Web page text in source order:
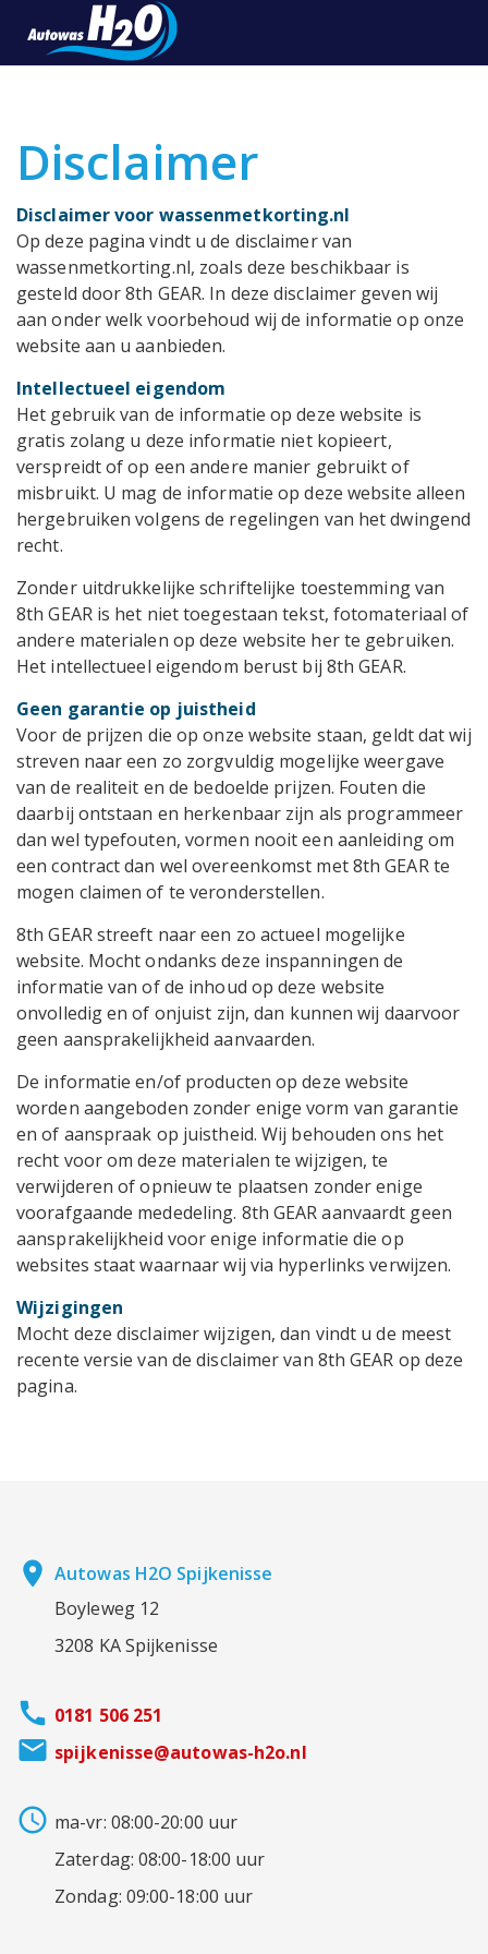
Disclaimer
Disclaimer voor wassenmetkorting.nl
Op deze pagina vindt u de disclaimer van
wassenmetkorting.nl, zoals deze beschikbaar is
gesteld door 8th GEAR. In deze disclaimer geven wij
aan onder welk voorbehoud wij de informatie op onze
website aan u aanbieden.
Intellectueel eigendom
Het gebruik van de informatie op deze website is
gratis zolang u deze informatie niet kopieert,
verspreidt of op een andere manier gebruikt of
misbruikt. U mag de informatie op deze website alleen
hergebruiken volgens de regelingen van het dwingend
recht.
Zonder uitdrukkelijke schriftelijke toestemming van
8th GEAR is het niet toegestaan tekst, fotomateriaal of
andere materialen op deze website her te gebruiken.
Het intellectueel eigendom berust bij 8th GEAR.
Geen garantie op juistheid
Voor de prijzen die op onze website staan, geldt dat wij
streven naar een zo zorgvuldig mogelijke weergave
van de realiteit en de bedoelde prijzen. Fouten die
daarbij ontstaan en herkenbaar zijn als programmeer
dan wel typefouten, vormen nooit een aanleiding om
een contract dan wel overeenkomst met 8th GEAR te
mogen claimen of te veronderstellen.
8th GEAR streeft naar een zo actueel mogelijke
website. Mocht ondanks deze inspanningen de
informatie van of de inhoud op deze website
onvolledig en of onjuist zijn, dan kunnen wij daarvoor
geen aansprakelijkheid aanvaarden.
De informatie en/of producten op deze website
worden aangeboden zonder enige vorm van garantie
en of aanspraak op juistheid. Wij behouden ons het
recht voor om deze materialen te wijzigen, te
verwijderen of opnieuw te plaatsen zonder enige
voorafgaande mededeling. 8th GEAR aanvaardt geen
aansprakelijkheid voor enige informatie die op
websites staat waarnaar wij via hyperlinks verwijzen.
Wijzigingen
Mocht deze disclaimer wijzigen, dan vindt u de meest
recente versie van de disclaimer van 8th GEAR op deze
pagina.
place Autowas H2O Spijkenisse
Boyleweg 12
3208 KA Spijkenisse
call 0181 506 251
email spijkenisse@autowas-h2o.nl
access_time ma-vr: 08:00-20:00 uur
Zaterdag: 08:00-18:00 uur
Zondag: 09:00-18:00 uur